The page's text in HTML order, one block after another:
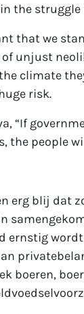
the
that we
unjust
climate
risk.
“If
the people
erg blij dat
ernstig
boeren,